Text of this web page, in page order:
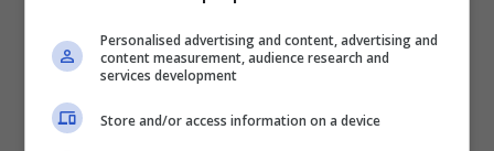
Personalised advertising and content, advertising and
content measurement, audience research and
services development
Store and/or access information on a device